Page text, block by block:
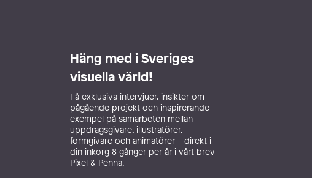
Häng med i Sveriges
visuella värld!
Få exklusiva intervjuer, insikter om
pågående projekt och inspirerande
exempel på samarbeten mellan
uppdragsgivare, illustratörer,
formgivare och animatörer – direkt i
din inkorg 8 gånger per år i vårt brev
Pixel & Penna.